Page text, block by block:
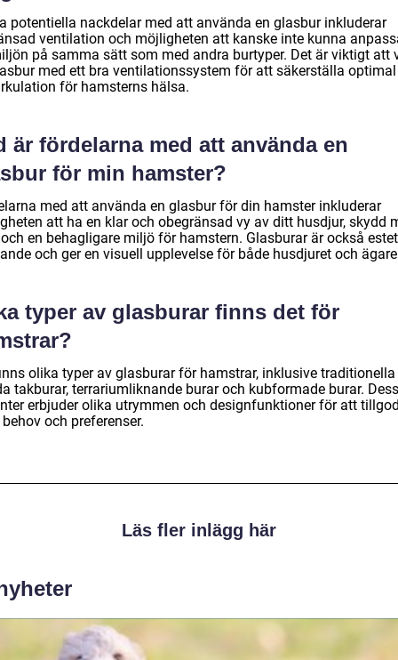
potentiella nackdelar med att använda en glasbur inkluderar
ventilation och möjligheten att kanske inte kunna
på samma sätt som med andra burtyper. Det är viktigt att
med ett bra ventilationssystem för att säkerställa optimal
för hamsterns hälsa.
är fördelarna med att använda en
för min hamster?
med att använda en glasbur för din hamster inkluderar
att ha en klar och obegränsad vy av ditt husdjur, skydd
en behagligare miljö för hamstern. Glasburar är också
och ger en visuell upplevelse för både husdjuret och
typer av glasburar finns det för
olika typer av glasburar för hamstrar, inklusive traditionella
takburar, terrariumliknande burar och kubformade burar.
erbjuder olika utrymmen och designfunktioner för att
och preferenser.
Läs fler inlägg här